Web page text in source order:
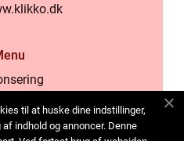
til at huske dine indstillinger,
indhold og annoncer. Denne